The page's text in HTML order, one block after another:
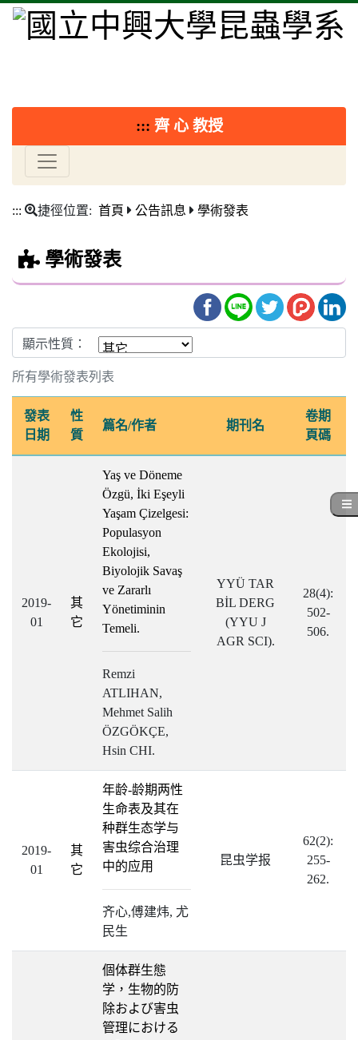
::: 齊 心 教授
::: 捷徑位置: 首頁 公告訊息 學術發表
學術發表
顯示性質：
所有學術發表列表
發表
日期
性
質
篇名/作者 期刊名
卷期
頁碼
2019-
01
其
它
Yaş ve Döneme
Özgü, İki Eşeyli
Yaşam Çizelgesi:
Populasyon
Ekolojisi,
Biyolojik Savaş
ve Zararlı
Yönetiminin
Temeli.
Remzi
ATLIHAN,
Mehmet Salih
ÖZGÖKÇE,
Hsin CHI.
YYÜ TAR
BİL DERG
(YYU J
AGR SCI).
28(4):
502-
506.
2019-
01
其
它
年龄-龄期两性
生命表及其在
种群生态学与
害虫综合治理
中的应用
齐心,傅建炜, 尤
民生
昆虫学报
62(2):
255-
262.
個体群生態
学，生物的防
除および害虫
管理における